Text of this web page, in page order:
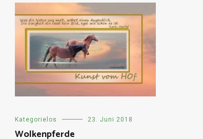
Kategorielos 23. Juni 2018
Wolkenpferde